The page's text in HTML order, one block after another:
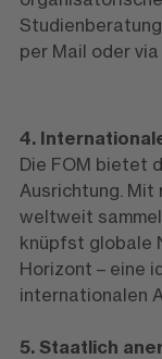
per Mail oder via
4.
Die FOM bietet
Ausrichtung. Mit
weltweit
knüpfst globale
Horizont – eine
internationalen
5. Staatlich